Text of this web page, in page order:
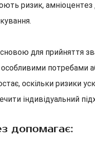
ризик,
для прийняття
потребами
оскільки
індивідуальний
допомагає: